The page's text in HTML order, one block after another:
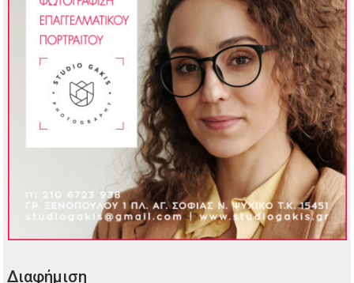
Διαφήμιση